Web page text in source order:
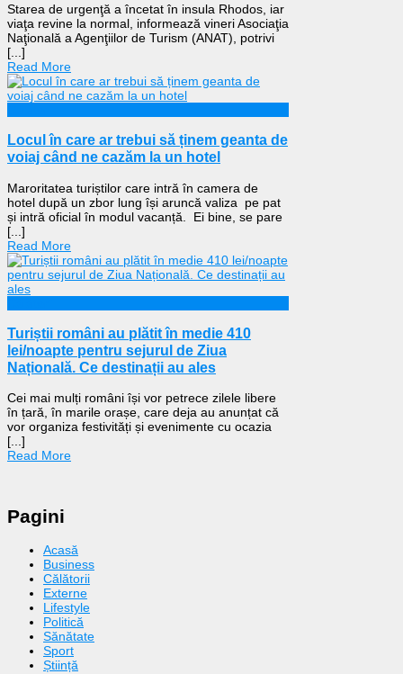
Starea de urgenţă a încetat în insula Rhodos, iar
viaţa revine la normal, informează vineri Asociaţia
Naţională a Agenţiilor de Turism (ANAT), potrivi
[...]
Read More
Locul în care ar trebui să ținem geanta de
voiaj când ne cazăm la un hotel
Maroritatea turiștilor care intră în camera de
hotel după un zbor lung își aruncă valiza pe pat
și intră oficial în modul vacanță. Ei bine, se pare
[...]
Read More
Turiștii români au plătit în medie 410
lei/noapte pentru sejurul de Ziua
Națională. Ce destinații au ales
Cei mai mulți români își vor petrece zilele libere
în țară, în marile orașe, care deja au anunțat că
vor organiza festivități și evenimente cu ocazia
[...]
Read More
Pagini
Acasă
Business
Călătorii
Externe
Lifestyle
Politică
Sănătate
Sport
Știință